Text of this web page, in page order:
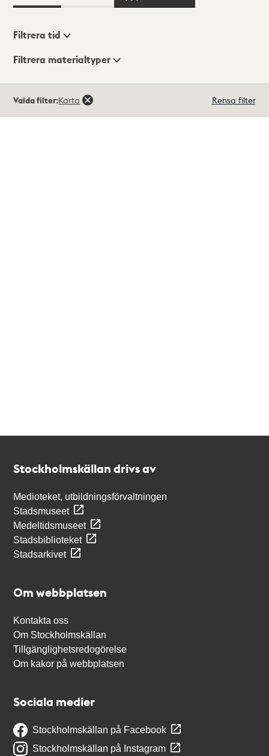
Visningsläge
Filtrera tid
Filtrera materialtyper
träffar
Valda filter:Karta Rensa filter
Stockholmskällan drivs av
Medioteket, utbildningsförvaltningen
Stadsmuseet
Medeltidsmuseet
Stadsbiblioteket
Stadsarkivet
Om webbplatsen
Kontakta oss
Om Stockholmskällan
Tillgänglighetsredogörelse
Om kakor på webbplatsen
Sociala medier
Stockholmskällan på Facebook
Stockholmskällan på Instagram